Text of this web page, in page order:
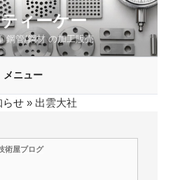
ィーケー
鋼管/鋼材 の加工販売
メニュー
らせ » 出雲大社
術屋ブログ